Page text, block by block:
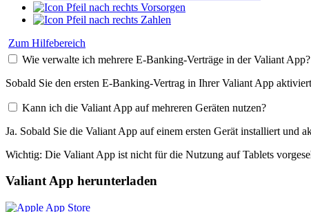
Vorsorgen
Zahlen
Zum Hilfebereich
Wie verwalte ich mehrere E-Banking-Verträge in der Valiant App?
Sobald Sie den ersten E-Banking-Vertrag in Ihrer Valiant App
Kann ich die Valiant App auf mehreren Geräten nutzen?
Ja. Sobald Sie die Valiant App auf einem ersten Gerät installiert und
Wichtig: Die Valiant App ist nicht für die Nutzung auf Tablets
Valiant App herunterladen